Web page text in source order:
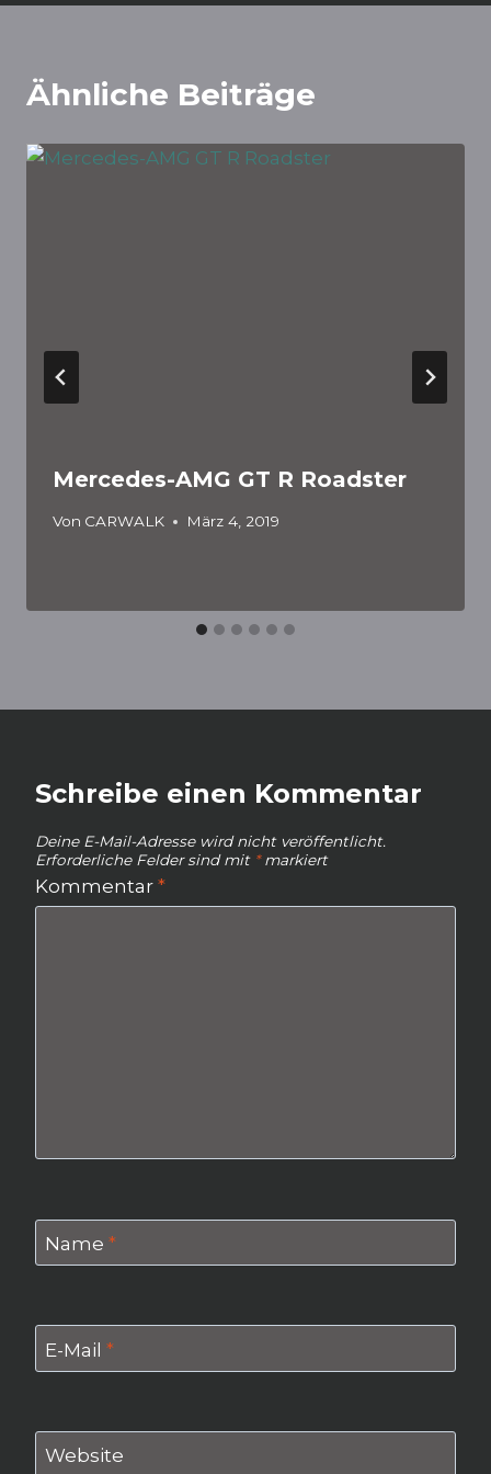
Ähnliche Beiträge
Mercedes-AMG GT R Roadster
Von CARWALK März 4, 2019
Schreibe einen Kommentar
Deine E-Mail-Adresse wird nicht veröffentlicht.
Erforderliche Felder sind mit *markiert
Kommentar *
Name *
E-Mail *
Website